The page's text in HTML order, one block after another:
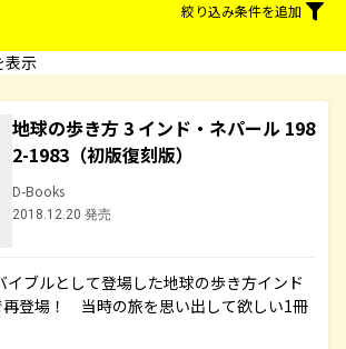
絞り込み条件を追加
表示
地球の歩き方 3 インド・ネパール 198
2-1983（初版復刻版）
D-Books
2018.12.20 発売
イブルとして登場した地球の歩き方インド
再登場！ 当時の旅を思い出して欲しい1冊